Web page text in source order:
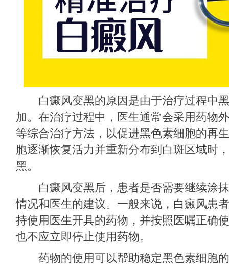
白癜风变黑的原因是由于治疗过程中黑
加。在治疗过程中，医生通常会采用药物
等综合治疗方法，以促进黑色素细胞的再
胞逐渐恢复活力并重新分布到白斑区域时
黑。
白癜风变黑后，患者是否需要继续涂抹
情况和医生的建议。一般来说，白癜风患
持使用医生开具的药物，并按照医嘱正确
也不应立即停止使用药物。
药物的使用可以帮助稳定黑色素细胞的